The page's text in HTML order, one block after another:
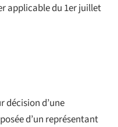
applicable du 1er juillet
décision d’une
d’un représentant